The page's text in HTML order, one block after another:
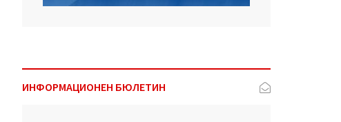
ИНФОРМАЦИОНЕН БЮЛЕТИН